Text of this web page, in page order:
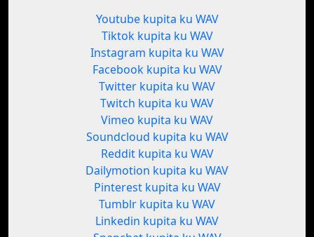
Youtube kupita ku WAV
Tiktok kupita ku WAV
Instagram kupita ku WAV
Facebook kupita ku WAV
Twitter kupita ku WAV
Twitch kupita ku WAV
Vimeo kupita ku WAV
Soundcloud kupita ku WAV
Reddit kupita ku WAV
Dailymotion kupita ku WAV
Pinterest kupita ku WAV
Tumblr kupita ku WAV
Linkedin kupita ku WAV